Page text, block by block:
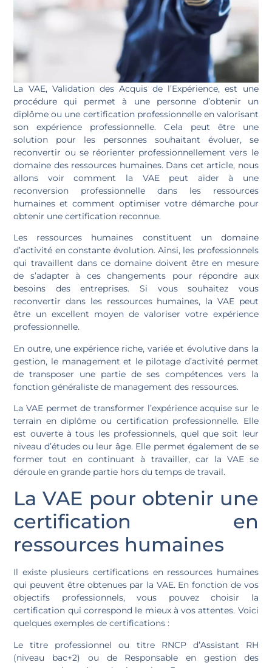
La VAE, Validation des Acquis de l’Expérience, est une
procédure qui permet à une personne d’obtenir un
diplôme ou une certification professionnelle en valorisant
son expérience professionnelle. Cela peut être une
solution pour les personnes souhaitant évoluer, se
reconvertir ou se réorienter professionnellement vers le
domaine des ressources humaines. Dans cet article, nous
allons voir comment la VAE peut aider à une
reconversion professionnelle dans les ressources
humaines et comment optimiser votre démarche pour
obtenir une certification reconnue.
Les ressources humaines constituent un domaine
d’activité en constante évolution. Ainsi, les professionnels
qui travaillent dans ce domaine doivent être en mesure
de s’adapter à ces changements pour répondre aux
besoins des entreprises. Si vous souhaitez vous
reconvertir dans les ressources humaines, la VAE peut
être un excellent moyen de valoriser votre expérience
professionnelle.
En outre, une expérience riche, variée et évolutive dans la
gestion, le management et le pilotage d’activité permet
de transposer une partie de ses compétences vers la
fonction généraliste de management des ressources.
La VAE permet de transformer l’expérience acquise sur le
terrain en diplôme ou certification professionnelle. Elle
est ouverte à tous les professionnels, quel que soit leur
niveau d’études ou leur âge. Elle permet également de se
former tout en continuant à travailler, car la VAE se
déroule en grande partie hors du temps de travail.
La VAE pour obtenir une
certification en
ressources humaines
Il existe plusieurs certifications en ressources humaines
qui peuvent être obtenues par la VAE. En fonction de vos
objectifs professionnels, vous pouvez choisir la
certification qui correspond le mieux à vos attentes. Voici
quelques exemples de certifications :
Le titre professionnel ou titre RNCP d’Assistant RH
(niveau bac+2) ou de Responsable en gestion des